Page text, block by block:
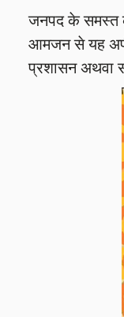
जनपद के समस्त
आमजन से यह
प्रशासन अथवा